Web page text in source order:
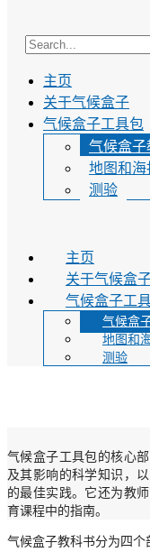
主页
关于气候盒子
气候盒子工具包
气候盒子
地图和海
测验
主页
关于气候盒
气候盒子工
气候盒
地图和
测验
气候盒子工具包的核心
及其影响的科学知识，
的最佳实践。它还为教
育课程中的指南。
气候盒子教科书分为四个